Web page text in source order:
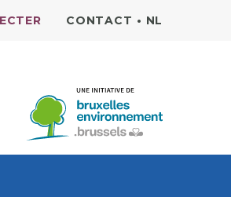
CONTACT • NL